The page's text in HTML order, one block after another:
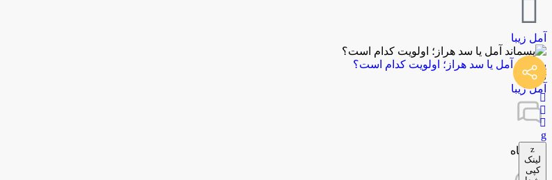
آمل زیبا
لینک
کپی
پسماند آمل یا سد هراز؛ اولویت کدام است؟
توسط
آمل زیبا